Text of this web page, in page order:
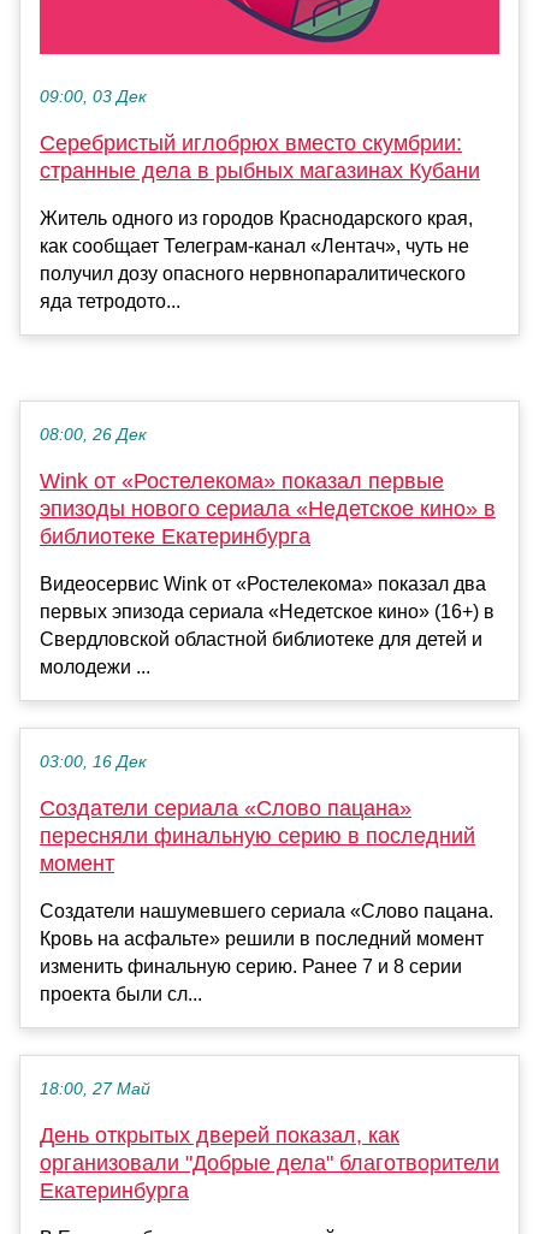
09:00, 03 Дек
Серебристый иглобрюх вместо скумбрии:
странные дела в рыбных магазинах Кубани
Житель одного из городов Краснодарского края,
как сообщает Телеграм-канал «Лентач», чуть не
получил дозу опасного нервнопаралитического
яда тетродото...
08:00, 26 Дек
Wink от «Ростелекома» показал первые
эпизоды нового сериала «Недетское кино» в
библиотеке Екатеринбурга
Видеосервис Wink от «Ростелекома» показал два
первых эпизода сериала «Недетское кино» (16+) в
Свердловской областной библиотеке для детей и
молодежи ...
03:00, 16 Дек
Создатели сериала «Слово пацана»
пересняли финальную серию в последний
момент
Создатели нашумевшего сериала «Слово пацана.
Кровь на асфальте» решили в последний момент
изменить финальную серию. Ранее 7 и 8 серии
проекта были сл...
18:00, 27 Май
День открытых дверей показал, как
организовали "Добрые дела" благотворители
Екатеринбурга